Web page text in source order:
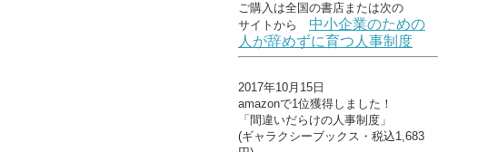
ご購入は全国の書店または次の
サイトから 中小企業のための
人が辞めずに育つ人事制度
2017年10月15日
amazonで1位獲得しました！
「間違いだらけの人事制度」
(ギャラクシーブックス・税込1,683